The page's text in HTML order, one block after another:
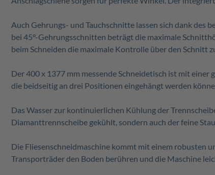
Auch Gehrungs- und Tauchschnitte lassen sich dank des
bei 45°-Gehrungsschnitten beträgt die maximale
beim Schneiden die maximale Kontrolle über den Schnitt
Der 400 x 1377 mm messende Schneidetisch ist mit
die beidseitig an drei Positionen eingehängt werden
Das Wasser zur kontinuierlichen Kühlung der
Diamanttrennscheibe gekühlt, sondern auch der feine
Die Fliesenschneidmaschine kommt mit einem robusten
Transporträder den Boden berühren und die Maschine